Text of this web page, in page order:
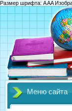
Размер шрифта: AAA
Меню сайта